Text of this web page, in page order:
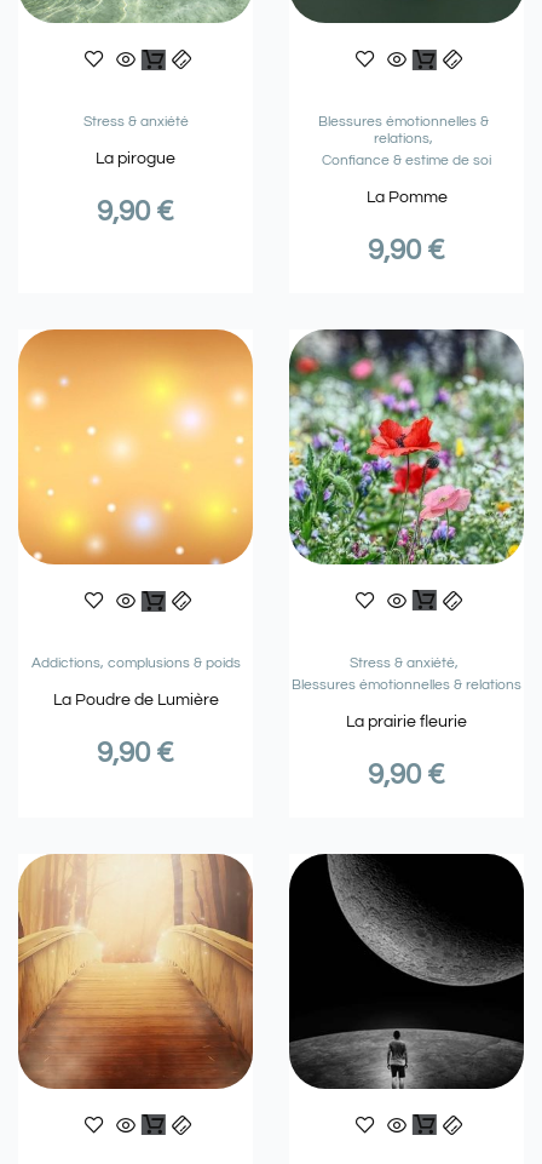
Stress & anxiété
La pirogue
9,90 €
Blessures émotionnelles &
relations
Confiance & estime de soi
La Pomme
9,90 €
Addictions, complusions & poids
La Poudre de Lumière
9,90 €
Stress & anxiété
Blessures émotionnelles & relations
La prairie fleurie
9,90 €